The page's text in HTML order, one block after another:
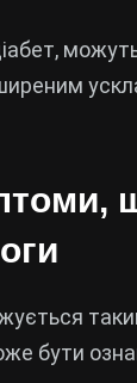
бути